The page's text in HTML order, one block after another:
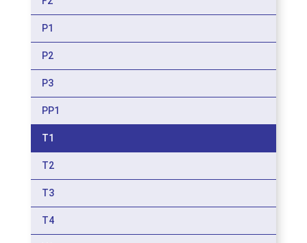
P1
P2
P3
PP1
T1
T2
T3
T4